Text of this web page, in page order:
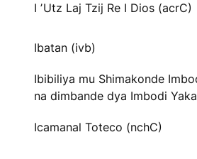
I ʼUtz Laj Tzij Re I Dios (acrC)
Ibatan (ivb)
Ibibiliya mu Shimakonde
na dimbande dya Imbodi
Icamanal Toteco (nchC)